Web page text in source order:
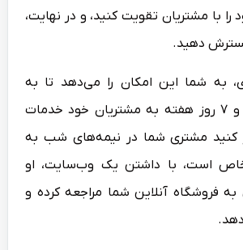
را با مشتریان تقویت کنید، و در نهایت،
دهید.
به شما این امکان را می‌دهد تا به
صورت ۲۴ ساعته و ۷ روز هفته به مشتریان خود خدمات
کنید مشتری شما در نیمه‌های شب به
است، با داشتن یک وب‌سایت، او
به فروشگاه آنلاین شما مراجعه کرده و
دهد.